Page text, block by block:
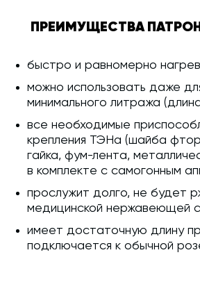
ПРЕИМУЩЕСТВА
быстро и равномерно
можно использовать даже
минимального литража
все необходимые
крепления ТЭНа (шайба
гайка, фум-лента,
в комплекте с самогонным
прослужит долго, не будет
медицинской нержавеющей
имеет достаточную длину
подключается к обычной